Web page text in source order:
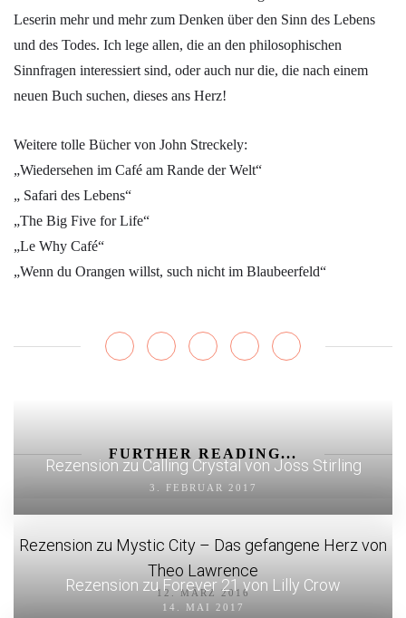
Leserin mehr und mehr zum Denken über den Sinn des Lebens
und des Todes. Ich lege allen, die an den philosophischen
Sinnfragen interessiert sind, oder auch nur die, die nach einem
neuen Buch suchen, dieses ans Herz!
Weitere tolle Bücher von John Streckely:
„Wiedersehen im Café am Rande der Welt“
„ Safari des Lebens“
„The Big Five for Life“
„Le Why Café“
„Wenn du Orangen willst, such nicht im Blaubeerfeld“
FURTHER READING...
Rezension zu Calling Crystal von Joss Stirling
3. FEBRUAR 2017
Rezension zu Mystic City – Das gefangene Herz von
Theo Lawrence
12. MÄRZ 2016
Rezension zu Forever 21 von Lilly Crow
14. MAI 2017